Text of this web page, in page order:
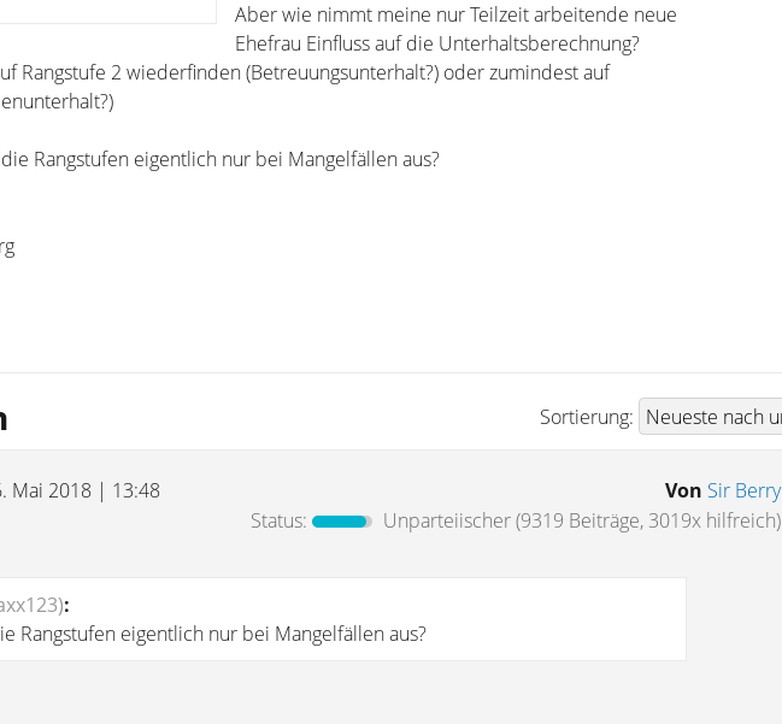
Aber wie nimmt meine nur Teilzeit arbeitende neue
Ehefrau Einfluss auf die Unterhaltsberechnung?
Rangstufe 2 wiederfinden (Betreuungsunterhalt?) oder zumindest auf
Rangstufen eigentlich nur bei Mangelfällen aus?
Sortierung:
Mai 2018 | 13:48 Von Sir Berry
Status:
Unparteiischer(9319 Beiträge, 3019x hilfreich)
:
Rangstufen eigentlich nur bei Mangelfällen aus?